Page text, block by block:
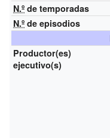
N.º de temporadas
N.º de episodios
Productor(es)
ejecutivo(s)